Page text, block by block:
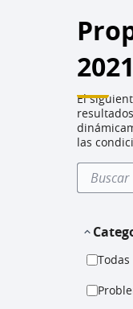
El
las
Todas